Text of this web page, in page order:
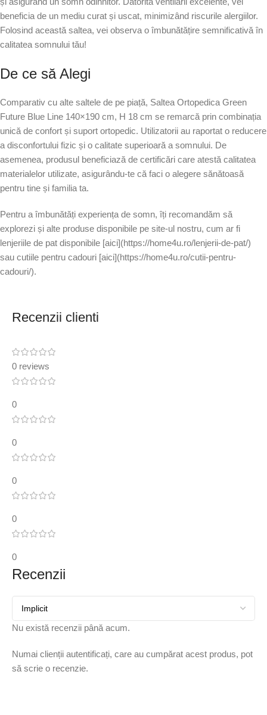
beneficia de un mediu curat și uscat, minimizând riscurile alergiilor.
Folosind această saltea, vei observa o îmbunătățire semnificativă în
calitatea somnului tău!
De ce să Alegi
Comparativ cu alte saltele de pe piață, Saltea Ortopedica Green
Future Blue Line 140×190 cm, H 18 cm se remarcă prin combinația
unică de confort și suport ortopedic. Utilizatorii au raportat o reducere
a disconfortului fizic și o calitate superioară a somnului. De
asemenea, produsul beneficiază de certificări care atestă calitatea
materialelor utilizate, asigurându-te că faci o alegere sănătoasă
pentru tine și familia ta.
Pentru a îmbunătăți experiența de somn, îți recomandăm să
explorezi și alte produse disponibile pe site-ul nostru, cum ar fi
lenjeriile de pat disponibile [aici](https://home4u.ro/lenjerii-de-pat/)
sau cutiile pentru cadouri [aici](https://home4u.ro/cutii-pentru-
cadouri/).
Recenzii clienti
0 reviews
0
0
0
0
0
Recenzii
Nu există recenzii până acum.
Numai clienții autentificați, care au cumpărat acest produs, pot
să scrie o recenzie.